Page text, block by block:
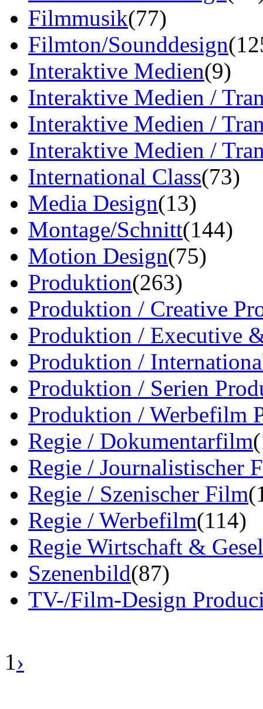
Filmmusik(77)
Filmton/Sounddesign
Interaktive Medien(9)
Interaktive Medien /
Interaktive Medien /
Interaktive Medien /
International Class(73)
Media Design(13)
Montage/Schnitt(144)
Motion Design(75)
Produktion(263)
Produktion / Creative
Produktion / Executive
Produktion /
Produktion / Serien
Produktion / Werbefilm
Regie / Dokumentarfilm
Regie / Journalistischer
Regie / Szenischer Film
Regie / Werbefilm(114)
Regie Wirtschaft &
Szenenbild(87)
TV-/Film-Design
1›